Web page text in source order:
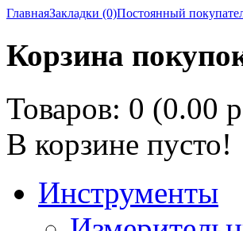
ГлавнаяЗакладки (0)Постоянный
Корзина
Товаров: 0 (0.00
В корзине пусто!
Инструменты